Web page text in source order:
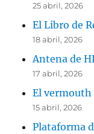
25 abril, 2026
El Libro de
18 abril, 2026
Antena de
17 abril, 2026
El
15 abril, 2026
Plataforma